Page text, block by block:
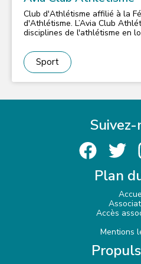
Club d'Athlétisme affilié à la
d'Athlétisme. L’Avia Club Athlétisme, enseigne toutes les
disciplines de l'athlétisme en
running, les sauts : saut en longueur, triple saut, saut en
hauteur, saut à la perche, les
javelot, la marche : marche
L'Ecole d'Athlétisme accueille
enseignées par des coachs diplômés, En
variées sur le thème de la
reprise de l’exercice, référencé
physique et de renforcement
pourront bénéficier de
à la Fédération Française
d'accueillir les personnes en
rend l'Athlétisme accessible à
situation de handicap
groupe selon leur spécialité
des spécialités). Des séances
aviaclub1@gmail.com
Sport
Suivez-
Plan
Accès
Mentions